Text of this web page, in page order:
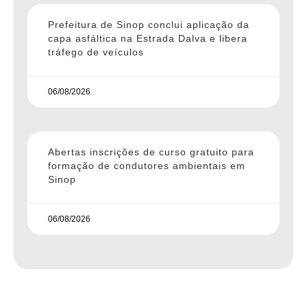
Prefeitura de Sinop conclui aplicação da
capa asfáltica na Estrada Dalva e libera
tráfego de veículos
06/08/2026
Abertas inscrições de curso gratuito para
formação de condutores ambientais em
Sinop
06/08/2026